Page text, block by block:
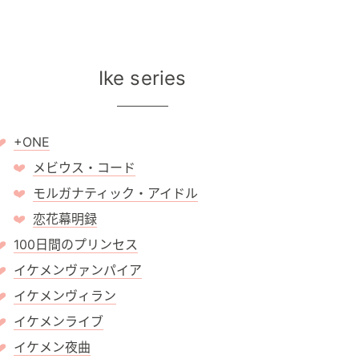
Ike series
+ONE
メビウス・コード
モルガナティック・アイドル
恋花幕明録
100日間のプリンセス
イケメンヴァンパイア
イケメンヴィラン
イケメンライブ
イケメン夜曲